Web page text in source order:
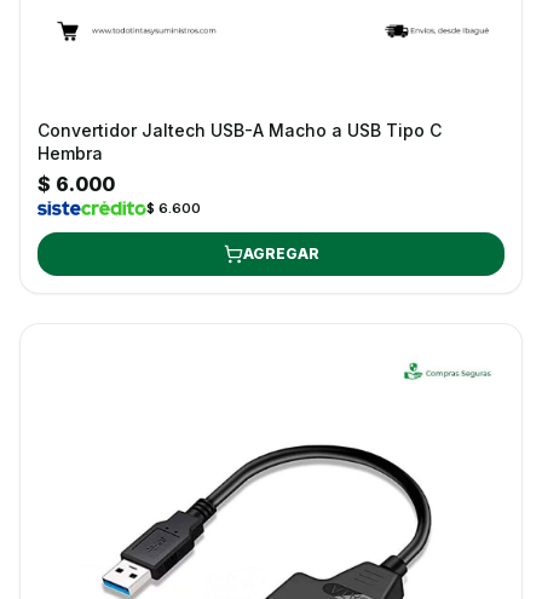
Convertidor Jaltech USB-A Macho a USB Tipo C
Hembra
$ 6.000
$ 6.600
AGREGAR